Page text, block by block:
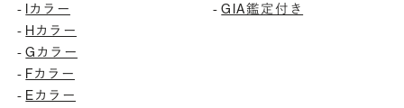
-
Iカラー
- Hカラー
-Gカラー
- Fカラー
- Eカラー
-GIA鑑定付き